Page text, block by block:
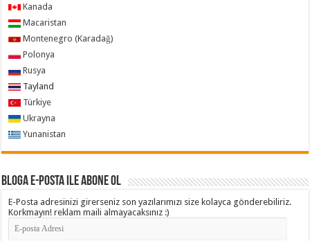
Kanada
Macaristan
Montenegro (Karadağ)
Polonya
Rusya
Tayland
Türkiye
Ukrayna
Yunanistan
Bloga e-posta ile abone ol
E-Posta adresinizi girerseniz son yazılarımızı size kolayca gönderebiliriz.
Korkmayın! reklam maili almayacaksınız :)
E-
posta